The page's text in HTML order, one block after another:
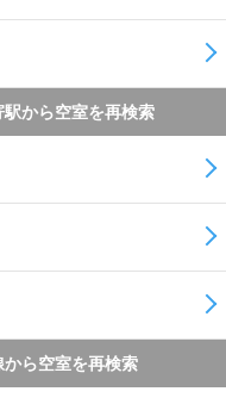
から空室を再検索
ら空室を再検索